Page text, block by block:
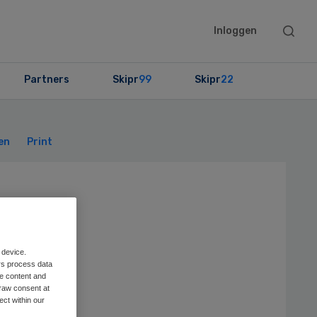
Inloggen
Search
Partners Skipr99 Skipr22
Print
process data
content and
consent at
within our